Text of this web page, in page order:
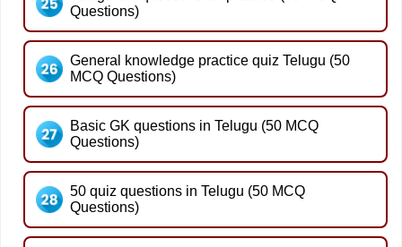
Questions)
General knowledge practice quiz Telugu (50
MCQ Questions)
Basic GK questions in Telugu (50 MCQ
Questions)
50 quiz questions in Telugu (50 MCQ
Questions)